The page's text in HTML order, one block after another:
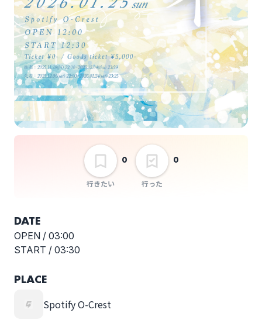
行きたい
0
行った
0
DATE
OPEN / 03:00
START / 03:30
PLACE
Spotify O-Crest